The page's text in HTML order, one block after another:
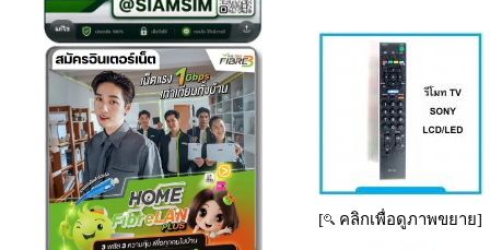
[ คลิกเพื่อดูภาพขยาย]